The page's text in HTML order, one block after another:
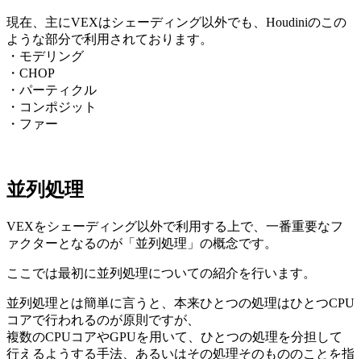
現在、主にVEXはシェーディング以外でも、Houdiniのこの
ような部分で利用されております。
・モデリング
・CHOP
・パーティクル
・コンポジット
・ファー
並列処理
VEXをシェーディング以外で利用する上で、一番重要なフ
ァクターとなるのが「並列処理」の概念です。
ここでは最初に並列処理についての紹介を行います。
並列処理とは簡単に言うと、本来ひとつの処理はひとつCPU
コアで行われるのが原則ですが、
複数のCPUコアやGPUを用いて、ひとつの処理を分担して
行えるようする手法、あるいはその処理そのもののことを指